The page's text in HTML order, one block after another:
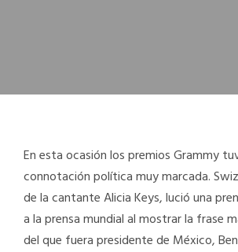
En esta ocasión los premios Grammy
connotación política muy marcada.
de la cantante Alicia Keys, lució una
a la prensa mundial al mostrar la frase
del que fuera presidente de México,